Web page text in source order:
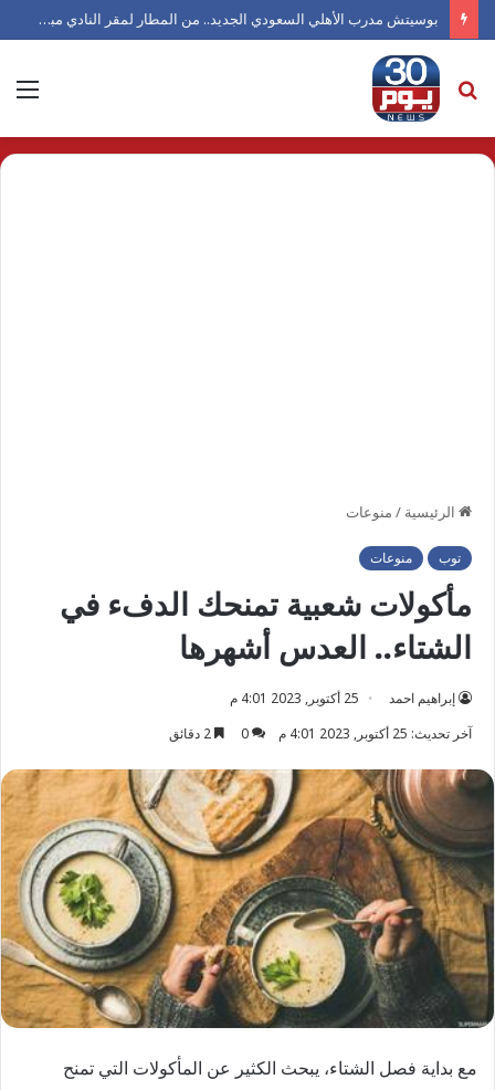
بوسيتش مدرب الأهلي السعودي الجديد.. من المطار لمقر النادي مباشرة
بحث
عن
الرئيسية / منوعات
توب منوعات
مأكولات شعبية تمنحك الدفء في
الشتاء.. العدس أشهرها
إبراهيم احمد
25 أكتوبر, 2023 4:01 م
آخر تحديث: 25 أكتوبر, 2023 4:01 م
0
مع بداية فصل الشتاء، يبحث الكثير عن المأكولات التي تمنح